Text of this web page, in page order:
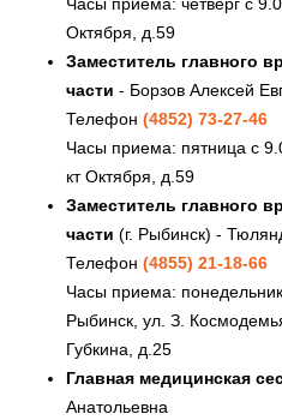
Октября, д.59
Заместитель главного
части - Борзов Алексей
Телефон (4852) 73-27-46
Часы приема: пятница с
кт Октября, д.59
Заместитель главного
части (г. Рыбинск) -
Телефон (4855) 21-18-66
Часы приема:
Рыбинск, ул. З.
Губкина, д.25
Главная медицинская
Анатольевна